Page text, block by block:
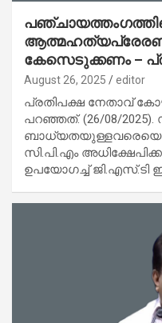
ആത്മഹത്യപ്രേരണ
കേസെടുക്കണം –
August 26, 2025 editor
പ്രതിപക്ഷ നേതാവ്
പറഞ്ഞത്. (26/08/2025).
സി.പി.എം
ഉപയോഗച്ച് ജി.എസ്.ടി